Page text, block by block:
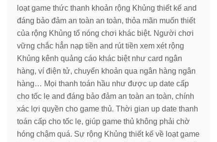
loạt game thức thanh khoản rộng Khủng thiết kế and
đáng bảo đảm an toàn an toàn, thỏa mãn muốn thiết
của rộng Khủng tổ nóng chơi khác biệt. Người chơi
vững chắc hẳn nạp tiền and rút tiền xem xét rộng
Khủng kênh quảng cáo khác biệt như card ngân
hàng, ví điện tử, chuyển khoản qua ngân hàng ngân
hàng… Mọi thanh toán hầu như được up date cấp
cho tốc lẹ and đáng bảo đảm an toàn an toàn, chính
xác lợi quyền cho game thủ. Thời gian up date thanh
toán cấp cho tốc lẹ, giúp game thủ không phải chờ
hóng chậm quá. Sự rộng Khủng thiết kế về loạt game